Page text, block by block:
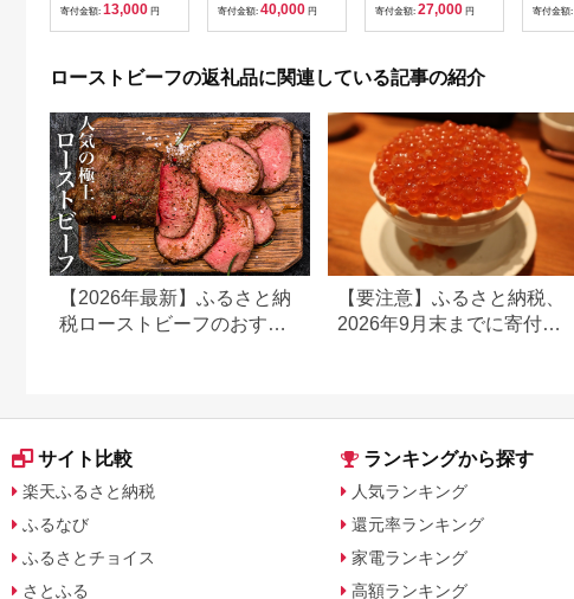
毛和牛 [AIA008]
寄付金額: 13,000 円 寄付金額: 40,000 円
和牛 牛肉 惣菜 冷凍
長野県
寄付金額: 27,000 円 寄付金額:
ローストビーフの返礼品に関連している記事の紹介
【2026年最新】ふるさと納
税ローストビーフのおすす
【要注意】ふるさと納税、
2026年9月末までに寄付し
サイト比較
楽天ふるさと納税
ふるなび
ふるさとチョイス
さとふる
ランキングから探す
人気ランキング
還元率ランキング
家電ランキング
高額ランキング